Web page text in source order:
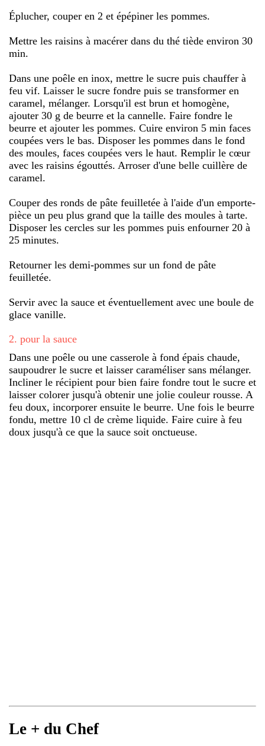
Éplucher, couper en 2 et épépiner les pommes.
Mettre les raisins à macérer dans du thé tiède environ 30
min.
Dans une poêle en inox, mettre le sucre puis chauffer à
feu vif. Laisser le sucre fondre puis se transformer en
caramel, mélanger. Lorsqu'il est brun et homogène,
ajouter 30 g de beurre et la cannelle. Faire fondre le
beurre et ajouter les pommes. Cuire environ 5 min faces
coupées vers le bas. Disposer les pommes dans le fond
des moules, faces coupées vers le haut. Remplir le cœur
avec les raisins égouttés. Arroser d'une belle cuillère de
caramel.
Couper des ronds de pâte feuilletée à l'aide d'un emporte-
pièce un peu plus grand que la taille des moules à tarte.
Disposer les cercles sur les pommes puis enfourner 20 à
25 minutes.
Retourner les demi-pommes sur un fond de pâte
feuilletée.
Servir avec la sauce et éventuellement avec une boule de
glace vanille.
2. pour la sauce
Dans une poêle ou une casserole à fond épais chaude,
saupoudrer le sucre et laisser caraméliser sans mélanger.
Incliner le récipient pour bien faire fondre tout le sucre et
laisser colorer jusqu'à obtenir une jolie couleur rousse. A
feu doux, incorporer ensuite le beurre. Une fois le beurre
fondu, mettre 10 cl de crème liquide. Faire cuire à feu
doux jusqu'à ce que la sauce soit onctueuse.
Le + du Chef